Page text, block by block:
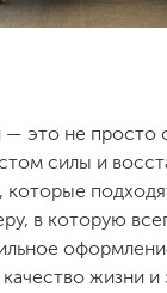
— это не просто
силы и
которые
в которую
жизни